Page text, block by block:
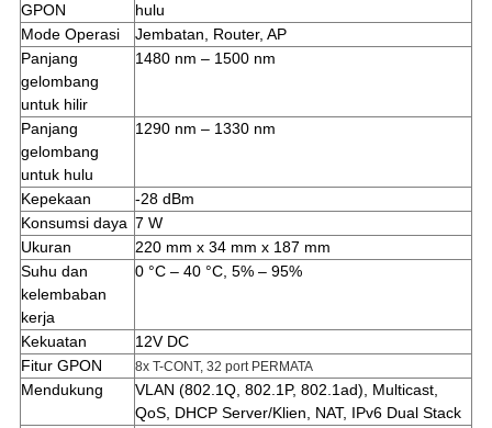
GPON
hulu
Mode Operasi
Jembatan, Router, AP
Panjang
gelombang
untuk hilir
1480 nm – 1500 nm
Panjang
gelombang
untuk hulu
1290 nm – 1330 nm
Kepekaan
-28 dBm
Konsumsi daya 7 W
Ukuran
220 mm x 34 mm x 187 mm
Suhu dan
kelembaban
kerja
0 °C – 40 °C, 5% – 95%
Kekuatan
12V DC
Fitur GPON
8x T-CONT, 32 port PERMATA
Mendukung
VLAN (802.1Q, 802.1P, 802.1ad), Multicast,
QoS, DHCP Server/Klien, NAT, IPv6 Dual Stack